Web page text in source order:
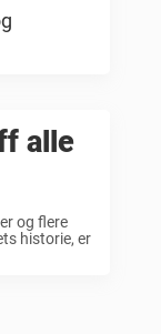
alle
og flere
historie, er